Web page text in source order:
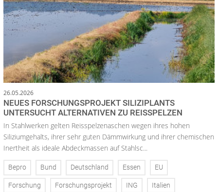
26.05.2026
NEUES FORSCHUNGSPROJEKT SILIZIPLANTS
UNTERSUCHT ALTERNATIVEN ZU REISSPELZEN
In Stahlwerken gelten Reisspelzenaschen wegen ihres hohen
Siliziumgehalts, ihrer sehr guten Dämmwirkung und ihrer chemischen
Inertheit als ideale Abdeckmassen auf Stahlsc...
Bepro Bund Deutschland Essen EU
Forschung Forschungsprojekt ING Italien